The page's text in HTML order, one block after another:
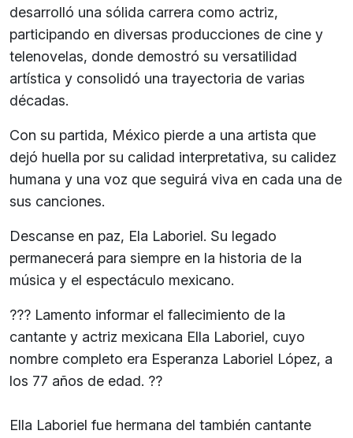
desarrolló una sólida carrera como actriz,
participando en diversas producciones de cine y
telenovelas, donde demostró su versatilidad
artística y consolidó una trayectoria de varias
décadas.
Con su partida, México pierde a una artista que
dejó huella por su calidad interpretativa, su calidez
humana y una voz que seguirá viva en cada una de
sus canciones.
Descanse en paz, Ela Laboriel. Su legado
permanecerá para siempre en la historia de la
música y el espectáculo mexicano.
??? Lamento informar el fallecimiento de la
cantante y actriz mexicana Ella Laboriel, cuyo
nombre completo era Esperanza Laboriel López, a
los 77 años de edad. ??
Ella Laboriel fue hermana del también cantante